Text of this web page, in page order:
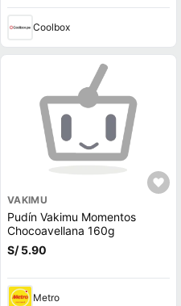
Coolbox
VAKIMU
Pudín Vakimu Momentos
Chocoavellana 160g
S/ 5.90
Metro